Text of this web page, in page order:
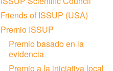
Friends of ISSUP (USA)
Premio ISSUP
Premio basado en la
evidencia
Premio a la iniciativa local